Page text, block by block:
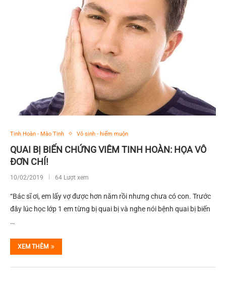
Tinh Hoàn - Mào Tinh Vô sinh - hiếm muộn
QUAI BỊ BIẾN CHỨNG VIÊM TINH HOÀN: HỌA VÔ
ĐƠN CHÍ!
10/02/2019 64 Lượt xem
“Bác sĩ ơi, em lấy vợ được hơn năm rồi nhưng chưa có con. Trước
đây lúc học lớp 1 em từng bị quai bị và nghe nói bệnh quai bị biến
…
XEM THÊM